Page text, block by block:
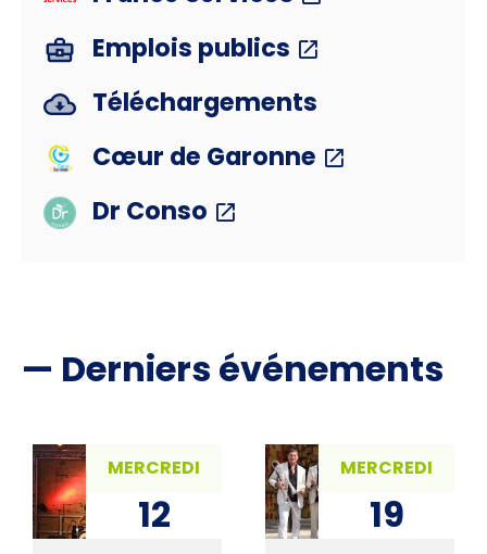
Emplois publics
Téléchargements
Cœur de Garonne
Dr Conso
— Derniers événements
MERCREDI
12
MERCREDI
19